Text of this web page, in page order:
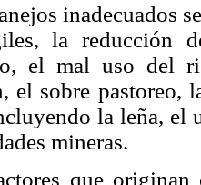
inadecuados
la reducción
el mal uso del
el sobre pastoreo,
la leña, el
mineras.
que